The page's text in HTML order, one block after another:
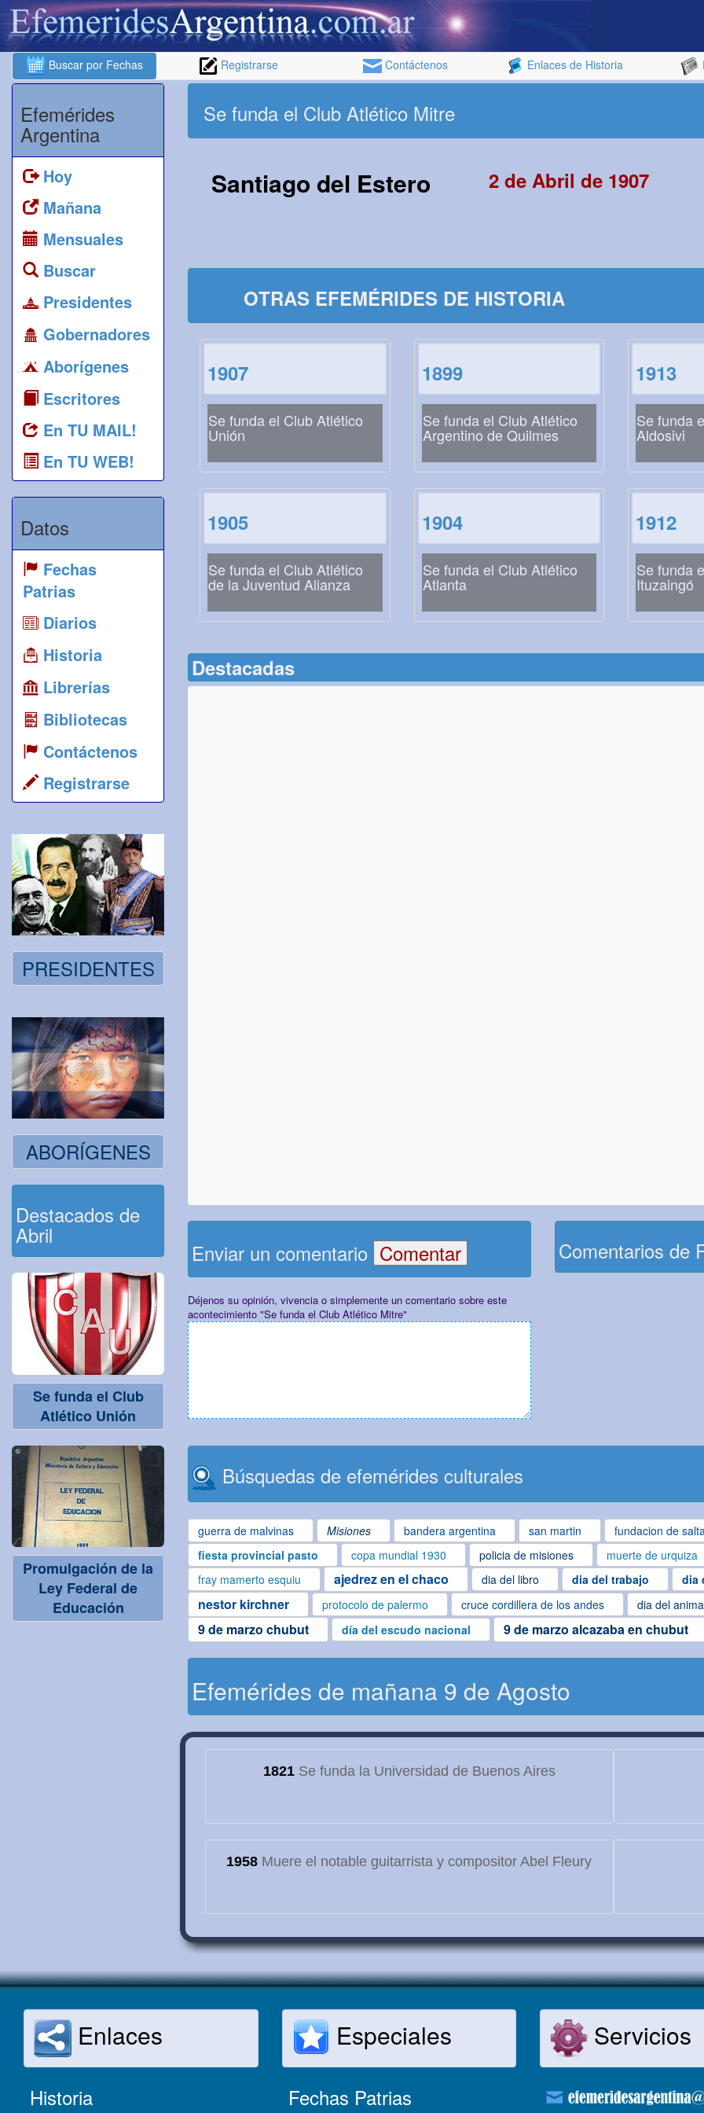
Buscar por Fechas Registrarse Contáctenos Enlaces de Historia
Efemérides
Argentina
Hoy
Mañana
Mensuales
Buscar
Presidentes
Gobernadores
Aborígenes
Escritores
En TU MAIL!
En TU WEB!
Datos
Fechas
Patrias
Diarios
Historia
Librerías
Bibliotecas
Contáctenos
Registrarse
PRESIDENTES
ABORÍGENES
Destacados de
Abril
Se funda el Club
Atlético Unión
Promulgación de la
Ley Federal de
Educación
Se funda el Club Atlético Mitre
Santiago del Estero 2 de Abril de 1907
OTRAS EFEMÉRIDES DE HISTORIA
1907
Se funda el Club Atlético
Unión
1899
Se funda el Club Atlético
Argentino de Quilmes
1913
Se funda
Aldosivi
1905
Se funda el Club Atlético
de la Juventud Alianza
1904
Se funda el Club Atlético
Atlanta
1912
Se funda
Ituzaingó
Destacadas
Enviar un comentario
Déjenos su opinión, vivencia o simplemente un comentario sobre este
acontecimiento "Se funda el Club Atlético Mitre"
Comentarios de
Búsquedas de efemérides culturales
guerra de malvinas Misiones bandera argentina san martin fundacion de
fiesta provincial pasto copa mundial 1930 policia de misiones muerte de urquiza
fray mamerto esquiu
ajedrez en el chaco dia del libro dia del trabajo dia
nestor kirchner protocolo de palermo cruce cordillera de los andes dia del
9 de marzo chubut día del escudo nacional 9 de marzo alcazaba en chubut
Efemérides de mañana 9 de Agosto
1821Se funda la Universidad de Buenos Aires
1958 Muere el notable guitarrista y compositor Abel Fleury
Enlaces
Historia
Especiales
Fechas Patrias
Servicios